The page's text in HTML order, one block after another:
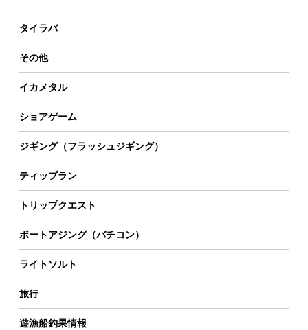
タイラバ
その他
イカメタル
ショアゲーム
ジギング（フラッシュジギング）
ティップラン
トリップクエスト
ボートアジング（バチコン）
ライトソルト
旅行
遊漁船釣果情報